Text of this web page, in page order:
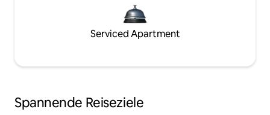
Serviced Apartment
Spannende Reiseziele